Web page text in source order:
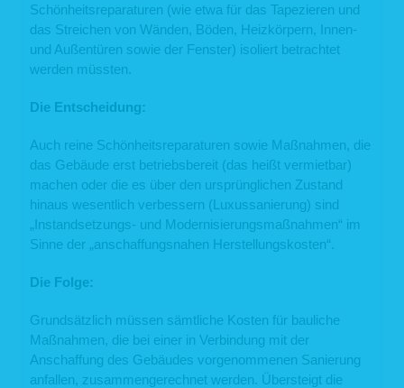
Schönheitsreparaturen (wie etwa für das Tapezieren und
das Streichen von Wänden, Böden, Heizkörpern, Innen-
und Außentüren sowie der Fenster) isoliert betrachtet
werden müssten.
Die Entscheidung:
Auch reine Schönheitsreparaturen sowie Maßnahmen, die
das Gebäude erst betriebsbereit (das heißt vermietbar)
machen oder die es über den ursprünglichen Zustand
hinaus wesentlich verbessern (Luxussanierung) sind
„Instandsetzungs- und Modernisierungsmaßnahmen“ im
Sinne der „anschaffungsnahen Herstellungskosten“.
Die Folge:
Grundsätzlich müssen sämtliche Kosten für bauliche
Maßnahmen, die bei einer in Verbindung mit der
Anschaffung des Gebäudes vorgenommenen Sanierung
anfallen, zusammengerechnet werden. Übersteigt die